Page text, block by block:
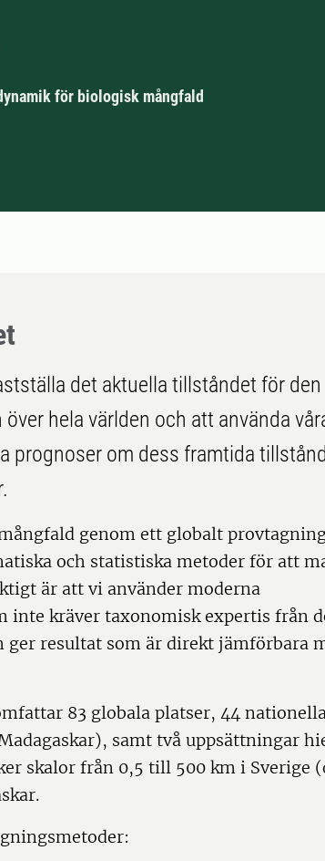
för biologisk mångfald
det aktuella tillståndet för den
hela världen och att använda
prognoser om dess framtida
genom ett globalt
och statistiska metoder för att
är att vi använder moderna
inte kräver taxonomisk expertis från
ger resultat som är direkt jämförbara
83 globala platser, 44
samt två uppsättningar
skalor från 0,5 till 500 km i Sverige